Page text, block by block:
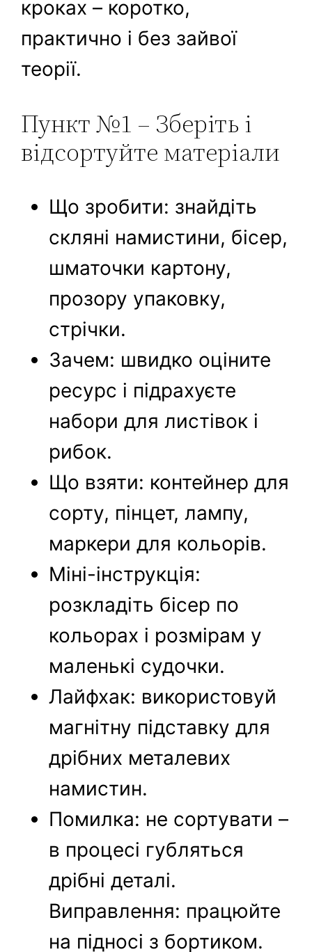
кроках – коротко,
практично і без зайвої
теорії.
Пункт №1 – Зберіть і
відсортуйте матеріали
Що зробити: знайдіть
скляні намистини, бісер,
шматочки картону,
прозору упаковку,
стрічки.
Зачем: швидко оціните
ресурс і підрахуєте
набори для листівок і
рибок.
Що взяти: контейнер для
сорту, пінцет, лампу,
маркери для кольорів.
Міні-інструкція:
розкладіть бісер по
кольорах і розмірам у
маленькі судочки.
Лайфхак: використовуй
магнітну підставку для
дрібних металевих
намистин.
Помилка: не сортувати –
в процесі губляться
дрібні деталі.
Виправлення: працюйте
на підносі з бортиком.